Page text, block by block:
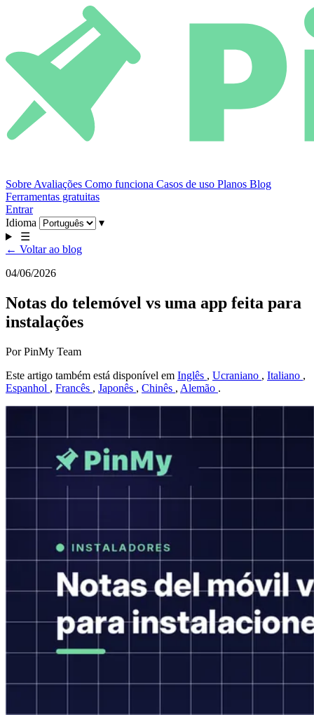
Sobre Avaliações Como funciona Casos de uso Planos Blog
Ferramentas gratuitas
Entrar
Idioma
▾
☰
← Voltar ao blog
04/06/2026
Notas do telemóvel vs uma app feita para
instalações
Por PinMy Team
Este artigo também está disponível em Inglês , Ucraniano , Italiano ,
Espanhol , Francês , Japonês , Chinês , Alemão .